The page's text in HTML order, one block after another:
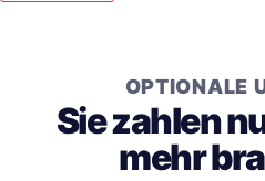
OPTIONALE
Sie zahlen
mehr